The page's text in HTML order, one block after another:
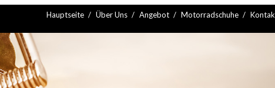
Hauptseite Über Uns Angebot Motorradschuhe